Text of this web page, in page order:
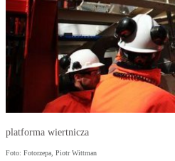
platforma wiertnicza
Foto: Fotorzepa, Piotr Wittman